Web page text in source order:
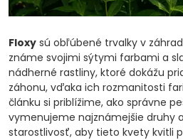
Floxy sú obľúbené trvalky v
známe svojimi sýtymi farbami a
nádherné rastliny, ktoré dokážu
záhonu, vďaka ich rozmanitosti
článku si priblížime, ako správne
vymenujeme najznámejšie druhy
starostlivosť, aby tieto kvety kvitli